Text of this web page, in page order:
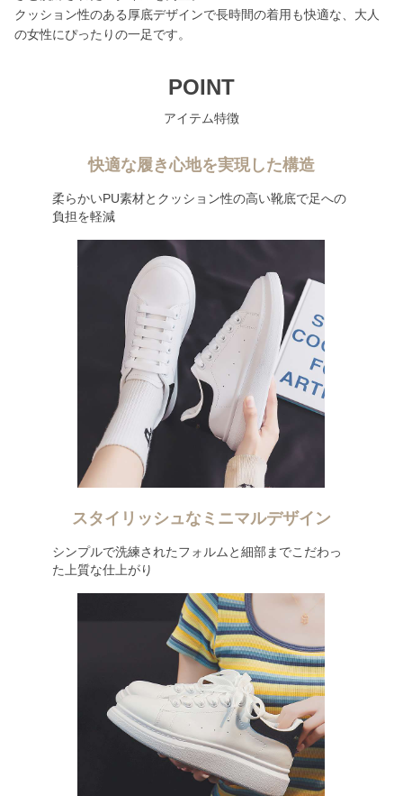
クッション性のある厚底デザインで長時間の着用も快適な、大人
の女性にぴったりの一足です。
POINT
アイテム特徴
快適な履き心地を実現した構造
柔らかいPU素材とクッション性の高い靴底で足への
負担を軽減
スタイリッシュなミニマルデザイン
シンプルで洗練されたフォルムと細部までこだわっ
た上質な仕上がり